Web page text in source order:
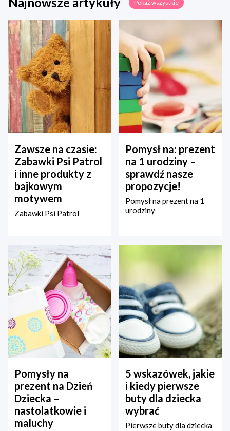
Pokaż wszystkie
Zawsze na czasie:
Zabawki Psi Patrol
i inne produkty z
bajkowym
motywem
Zabawki Psi Patrol
Pomysł na: prezent
na 1 urodziny –
sprawdź nasze
propozycje!
Pomysł na prezent na 1
urodziny
Pomysły na
prezent na Dzień
Dziecka –
nastolatkowie i
maluchy
5 wskazówek, jakie
i kiedy pierwsze
buty dla dziecka
wybrać
Pierwsze buty dla dziecka